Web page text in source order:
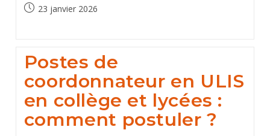
Post23 janvier 2026
Postes de
coordonnateur en ULIS
en collège et lycées :
comment postuler ?